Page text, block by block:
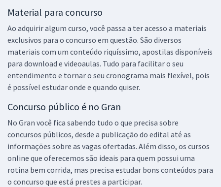
Material para concurso
Ao adquirir algum curso, você passa a ter acesso a materiais
exclusivos para o concurso em questão. São diversos
materiais com um conteúdo riquíssimo, apostilas disponíveis
para download e videoaulas. Tudo para facilitar o seu
entendimento e tornar o seu cronograma mais flexível, pois
é possível estudar onde e quando quiser.
Concurso público é no Gran
No Gran você fica sabendo tudo o que precisa sobre
concursos públicos, desde a publicação do edital até as
informações sobre as vagas ofertadas. Além disso, os cursos
online que oferecemos são ideais para quem possui uma
rotina bem corrida, mas precisa estudar bons conteúdos para
o concurso que está prestes a participar.